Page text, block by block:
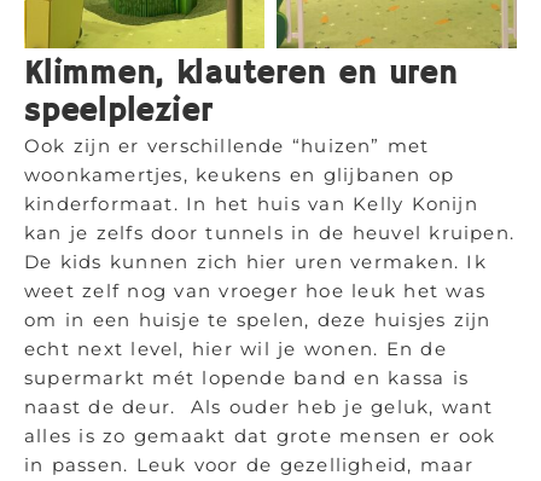
Klimmen, klauteren en uren
speelplezier
Ook zijn er verschillende “huizen” met
woonkamertjes, keukens en glijbanen op
kinderformaat. In het huis van Kelly Konijn
kan je zelfs door tunnels in de heuvel kruipen.
De kids kunnen zich hier uren vermaken. Ik
weet zelf nog van vroeger hoe leuk het was
om in een huisje te spelen, deze huisjes zijn
echt next level, hier wil je wonen. En de
supermarkt mét lopende band en kassa is
naast de deur. Als ouder heb je geluk, want
alles is zo gemaakt dat grote mensen er ook
in passen. Leuk voor de gezelligheid, maar